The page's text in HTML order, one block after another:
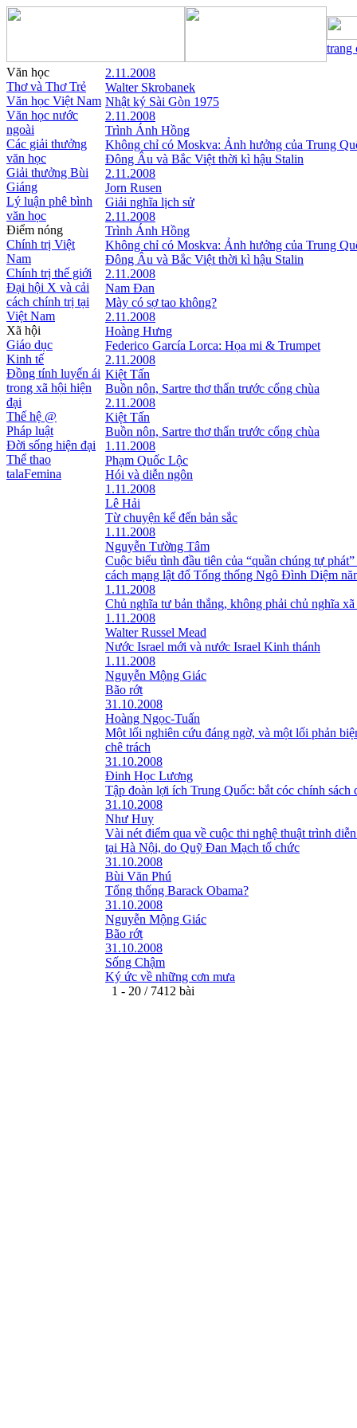
trang
Văn học
Thơ và Thơ Trẻ
Văn học Việt Nam
Văn học nước
ngoài
Các giải thưởng
văn học
Giải thưởng Bùi
Giáng
Lý luận phê bình
văn học
Điểm nóng
Chính trị Việt
Nam
Chính trị thế giới
Đại hội X và cải
cách chính trị tại
Việt Nam
Xã hội
Giáo dục
Kinh tế
Đồng tính luyến ái
trong xã hội hiện
đại
Thế hệ @
Pháp luật
Đời sống hiện đại
Thể thao
talaFemina
2.11.2008
Walter Skrobanek
Nhật ký Sài Gòn 1975
2.11.2008
Trình Ánh Hồng
Không chỉ có Moskva: Ảnh hưởng của Trung
Đông Âu và Bắc Việt thời kì hậu Stalin
2.11.2008
Jorn Rusen
Giải nghĩa lịch sử
2.11.2008
Trình Ánh Hồng
Không chỉ có Moskva: Ảnh hưởng của Trung
Đông Âu và Bắc Việt thời kì hậu Stalin
2.11.2008
Nam Đan
Mày có sợ tao không?
2.11.2008
Hoàng Hưng
Federico García Lorca: Họa mi & Trumpet
2.11.2008
Kiệt Tấn
Buồn nôn, Sartre thơ thẩn trước cổng chùa
2.11.2008
Kiệt Tấn
Buồn nôn, Sartre thơ thẩn trước cổng chùa
1.11.2008
Phạm Quốc Lộc
Hói và diễn ngôn
1.11.2008
Lê Hải
Từ chuyện kể đến bản sắc
1.11.2008
Nguyễn Tường Tâm
Cuộc biểu tình đầu tiên của “quần chúng tự
cách mạng lật đổ Tổng thống Ngô Đình Diệm
1.11.2008
Chủ nghĩa tư bản thắng, không phải chủ nghĩa
1.11.2008
Walter Russel Mead
Nước Israel mới và nước Israel Kinh thánh
1.11.2008
Nguyễn Mộng Giác
Bão rớt
31.10.2008
Hoàng Ngọc-Tuấn
Một lối nghiên cứu đáng ngờ, và một lối phản
chê trách
31.10.2008
Đinh Học Lương
Tập đoàn lợi ích Trung Quốc: bắt cóc chính sách
31.10.2008
Như Huy
Vài nét điểm qua về cuộc thi nghệ thuật trình
tại Hà Nội, do Quỹ Đan Mạch tổ chức
31.10.2008
Bùi Văn Phú
Tổng thống Barack Obama?
31.10.2008
Nguyễn Mộng Giác
Bão rớt
31.10.2008
Sống Chậm
Ký ức về những cơn mưa
1 - 20 / 7412 bài